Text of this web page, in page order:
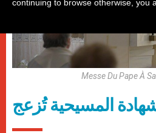
Messe Du Pape À
المسيحية تُزعج
continuing to browse otherwise, you